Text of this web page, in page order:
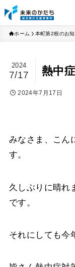
ホーム 本町第2校のお
熱中
2024
7/17
2024年7月17日
みなさま、こん
す。
久しぶりに晴れ
です。
それにしても今